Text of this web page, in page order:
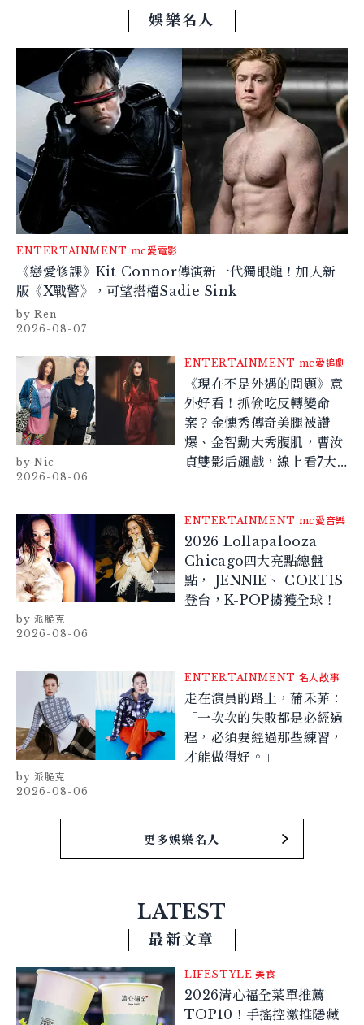
娛樂名人
ENTERTAINMENT mc愛電影
《戀愛修課》Kit Connor傳演新一代獨眼龍！加入新
版《X戰警》，可望搭檔Sadie Sink
Ren
2026-08-07
ENTERTAINMENT mc愛追劇
《現在不是外遇的問題》意
外好看！抓偷吃反轉變命
案？金憓秀傳奇美腿被讚
爆、金智勳大秀腹肌，曹汝
貞雙影后飆戲，線上看7大
Nic
2026-08-06
ENTERTAINMENT mc愛音樂
2026 Lollapalooza
Chicago四大亮點總盤
點， JENNIE、 CORTIS
登台，K-POP擄獲全球！
派脆克
2026-08-06
ENTERTAINMENT 名人故事
走在演員的路上，蒲禾菲：
「一次次的失敗都是必經過
程，必須要經過那些練習，
才能做得好。」
派脆克
2026-08-06
更多娛樂名人
LATEST
最新文章
LIFESTYLE 美食
2026清心福全菜單推薦
TOP10！手搖控激推隱藏